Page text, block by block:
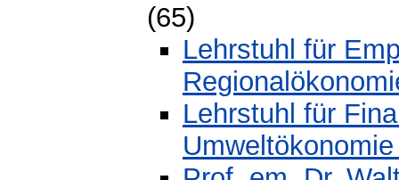
(65)
Lehrstuhl für
Lehrstuhl für